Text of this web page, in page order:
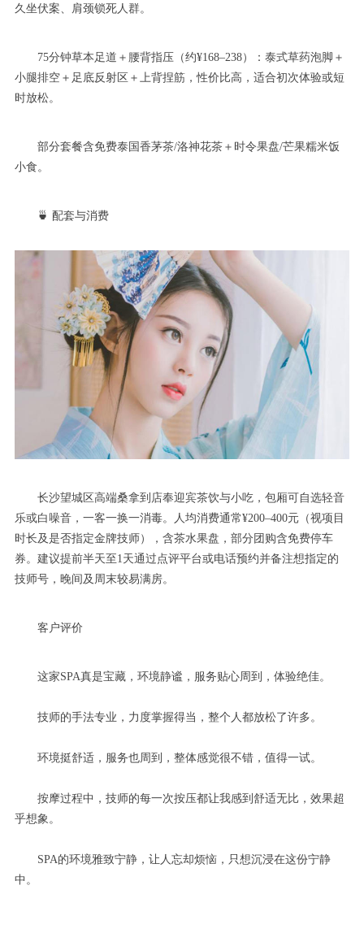
久坐伏案、肩颈锁死人群。
75分钟草本足道＋腰背指压（约¥168–238）：泰式草药泡脚＋
小腿排空＋足底反射区＋上背捏筋，性价比高，适合初次体验或短
时放松。
部分套餐含免费泰国香茅茶/洛神花茶＋时令果盘/芒果糯米饭
小食。
🍵 配套与消费
长沙望城区高端桑拿到店奉迎宾茶饮与小吃，包厢可自选轻音
乐或白噪音，一客一换一消毒。人均消费通常¥200–400元（视项目
时长及是否指定金牌技师），含茶水果盘，部分团购含免费停车
券。建议提前半天至1天通过点评平台或电话预约并备注想指定的
技师号，晚间及周末较易满房。
客户评价
这家SPA真是宝藏，环境静谧，服务贴心周到，体验绝佳。
技师的手法专业，力度掌握得当，整个人都放松了许多。
环境挺舒适，服务也周到，整体感觉很不错，值得一试。
按摩过程中，技师的每一次按压都让我感到舒适无比，效果超
乎想象。
SPA的环境雅致宁静，让人忘却烦恼，只想沉浸在这份宁静
中。